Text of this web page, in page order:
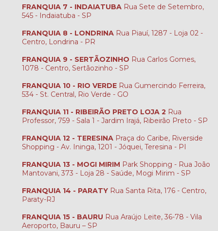
FRANQUIA 7 - INDAIATUBA Rua Sete de Setembro,
545 - Indaiatuba - SP
FRANQUIA 8 - LONDRINA Rua Piauí, 1287 - Loja 02 -
Centro, Londrina - PR
FRANQUIA 9 - SERTÃOZINHO Rua Carlos Gomes,
1078 - Centro, Sertãozinho - SP
FRANQUIA 10 - RIO VERDE Rua Gumercindo Ferreira,
534 - St. Central, Rio Verde - GO
FRANQUIA 11 - RIBEIRÃO PRETO LOJA 2 Rua
Professor, 759 - Sala 1 - Jardim Irajá, Ribeirão Preto - SP
FRANQUIA 12 - TERESINA Praça do Caribe, Riverside
Shopping - Av. Ininga, 1201 - Jóquei, Teresina - PI
FRANQUIA 13 - MOGI MIRIM Park Shopping - Rua João
Mantovani, 373 - Loja 28 - Saúde, Mogi Mirim - SP
FRANQUIA 14 - PARATY Rua Santa Rita, 176 - Centro,
Paraty-RJ
FRANQUIA 15 - BAURU Rua Araújo Leite, 36-78 - Vila
Aeroporto, Bauru – SP